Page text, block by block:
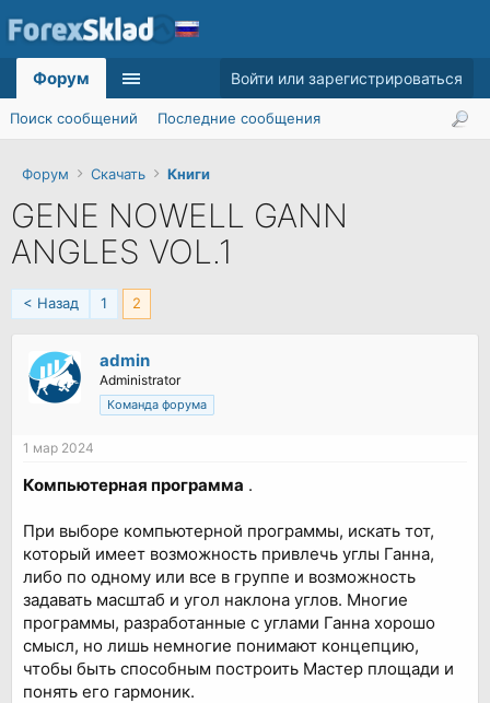
Форум Скачать Книги
GENE NOWELL GANN
ANGLES VOL.1
< Назад 1 2
admin
Administrator
Команда форума
1 мар 2024
Компьютерная программа .
При выборе компьютерной программы, искать тот,
который имеет возможность привлечь углы Ганна,
либо по одному или все в группе и возможность
задавать масштаб и угол наклона углов. Многие
программы, разработанные с углами Ганна хорошо
смысл, но лишь немногие понимают концепцию,
чтобы быть способным построить Мастер площади и
понять его гармоник.
Форум
Поиск сообщений Последние сообщения
Войти или зарегистрироваться